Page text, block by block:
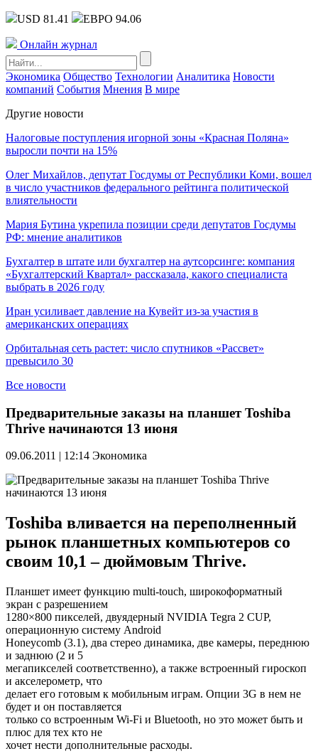
USD 81.41 ЕВРО 94.06
Онлайн журнал
Экономика Общество Технологии Аналитика Новости
компаний События Мнения В мире
Другие новости
Налоговые поступления игорной зоны «Красная Поляна»
выросли почти на 15%
Олег Михайлов, депутат Госдумы от Республики Коми, вошел
в число участников федерального рейтинга политической
влиятельности
Мария Бутина укрепила позиции среди депутатов Госдумы
РФ: мнение аналитиков
Бухгалтер в штате или бухгалтер на аутсорсинге: компания
«Бухгалтерский Квартал» рассказала, какого специалиста
выбрать в 2026 году
Иран усиливает давление на Кувейт из-за участия в
американских операциях
Орбитальная сеть растет: число спутников «Рассвет»
превысило 30
Все новости
Предварительные заказы на планшет Toshiba
Thrive начинаются 13 июня
09.06.2011 | 12:14 Экономика
Toshiba вливается на переполненный
рынок планшетных компьютеров со
своим 10,1 – дюймовым Thrive.
Планшет имеет функцию multi-touch, широкоформатный
экран с разрешением
1280×800 пикселей, двуядерный NVIDIA Tegra 2 CUP,
операционную систему Android
Honeycomb (3.1), два стерео динамика, две камеры, переднюю
и заднюю (2 и 5
мегапикселей соответственно), а также встроенный гироскоп
и акселерометр, что
делает его готовым к мобильным играм. Опции 3G в нем не
будет и он поставляется
только со встроенным Wi-Fi и Bluetooth, но это может быть и
плюс для тех кто не
хочет нести дополнительные расходы.